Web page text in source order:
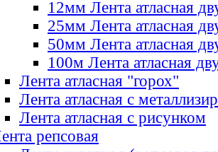
12мм Лента атласная
25мм Лента атласная
50мм Лента атласная
100м Лента атласная
Лента атласная "горох"
Лента атласная с
Лента атласная с рисунком
репсовая